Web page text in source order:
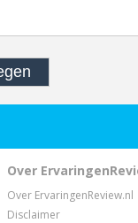
Over
Over ErvaringenReview.nl
Disclaimer